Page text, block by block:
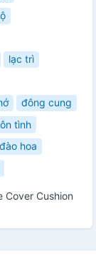
lạc trì
đông cung
tình
hoa
Cover Cushion